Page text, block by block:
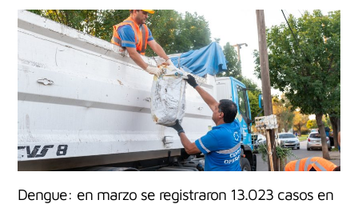
Dengue: en marzo se registraron 13.023 casos en